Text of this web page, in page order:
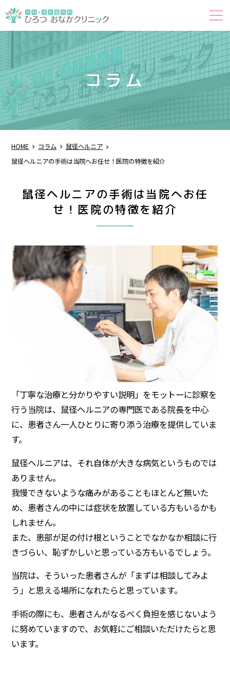
コラム
HOME コラム
鼠径ヘルニア
鼠径ヘルニアの手術は当院へお任せ！医院の特徴を紹介
鼠径ヘルニアの手術は当院へお任
せ！医院の特徴を紹介
「丁寧な治療と分かりやすい説明」をモットーに診察を
行う当院は、鼠径ヘルニアの専門医である院長を中心
に、患者さん一人ひとりに寄り添う治療を提供していま
す。
鼠径ヘルニアは、それ自体が大きな病気というものでは
ありません。
我慢できないような痛みがあることもほとんど無いた
め、患者さんの中には症状を放置している方もいるかも
しれません。
また、患部が足の付け根ということでなかなか相談に行
きづらい、恥ずかしいと思っている方もいるでしょう。
当院は、そういった患者さんが「まずは相談してみよ
う」と思える場所になれたらと思っています。
手術の際にも、患者さんがなるべく負担を感じないよう
に努めていますので、お気軽にご相談いただけたらと思
います。